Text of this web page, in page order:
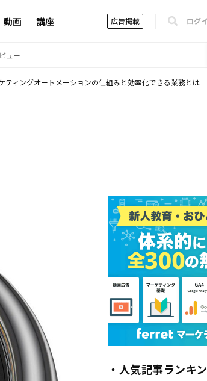
動画 講座 広告掲載 ログ
ュー
ティングオートメーションの仕組みと効率化できる業務とは
・人気記事ランキ